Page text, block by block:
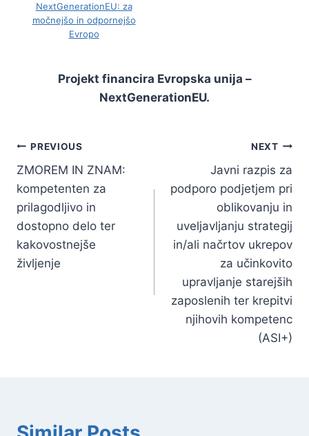
NextGenerationEU: za
močnejšo in odpornejšo
Evropo
Projekt financira Evropska unija –
NextGenerationEU.
Navigacija
prispevka
PREVIOUS
ZMOREM IN ZNAM:
kompetenten za
prilagodljivo in
dostopno delo ter
kakovostnejše
življenje
NEXT
Javni razpis za
podporo podjetjem pri
oblikovanju in
uveljavljanju strategij
in/ali načrtov ukrepov
za učinkovito
upravljanje starejših
zaposlenih ter krepitvi
njihovih kompetenc
(ASI+)